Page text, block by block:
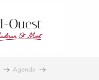
Agenda